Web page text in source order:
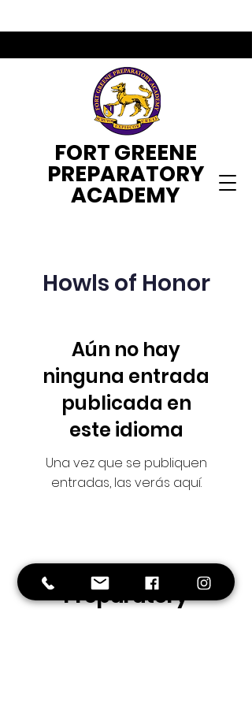
FORT GREENE
PREPARATORY
ACADEMY
Howls of Honor
Aún no hay
ninguna entrada
publicada en
este idioma
Una vez que se publiquen
entradas, las verás aquí.
FortGreene
Preparatory